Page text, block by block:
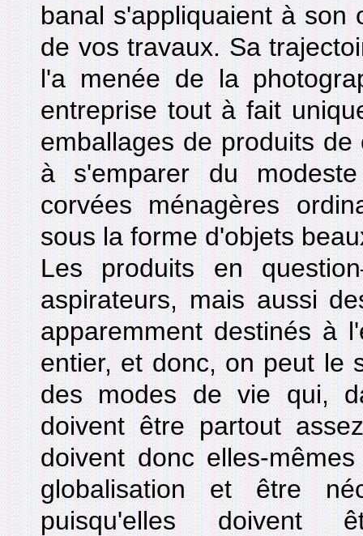
banal s'appliquaient à
de vos travaux. Sa
l'a menée de la
entreprise tout à fait
emballages de produits
à s'emparer du
corvées ménagères
sous la forme d'objets
Les produits en
aspirateurs, mais aussi
apparemment destinés à
entier, et donc, on peut le
des modes de vie qui,
doivent être partout
doivent donc elles-
globalisation et être
puisqu'elles